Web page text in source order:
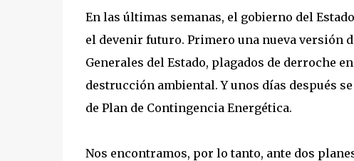
En las últimas semanas, el gobierno del
el devenir futuro. Primero una nueva versión
Generales del Estado, plagados de derroche
destrucción ambiental. Y unos días después
de Plan de Contingencia Energética.
Nos encontramos, por lo tanto, ante dos